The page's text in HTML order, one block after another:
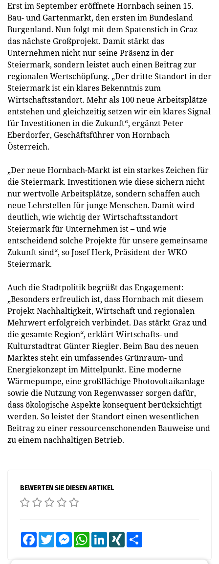
Erst im September eröffnete Hornbach seinen 15.
Bau- und Gartenmarkt, den ersten im Bundesland
Burgenland. Nun folgt mit dem Spatenstich in Graz
das nächste Großprojekt. Damit stärkt das
Unternehmen nicht nur seine Präsenz in der
Steiermark, sondern leistet auch einen Beitrag zur
regionalen Wertschöpfung. „Der dritte Standort in der
Steiermark ist ein klares Bekenntnis zum
Wirtschaftsstandort. Mehr als 100 neue Arbeitsplätze
entstehen und gleichzeitig setzen wir ein klares Signal
für Investitionen in die Zukunft“, ergänzt Peter
Eberdorfer, Geschäftsführer von Hornbach
Österreich.
„Der neue Hornbach-Markt ist ein starkes Zeichen für
die Steiermark. Investitionen wie diese sichern nicht
nur wertvolle Arbeitsplätze, sondern schaffen auch
neue Lehrstellen für junge Menschen. Damit wird
deutlich, wie wichtig der Wirtschaftsstandort
Steiermark für Unternehmen ist – und wie
entscheidend solche Projekte für unsere gemeinsame
Zukunft sind“, so Josef Herk, Präsident der WKO
Steiermark.
Auch die Stadtpolitik begrüßt das Engagement:
„Besonders erfreulich ist, dass Hornbach mit diesem
Projekt Nachhaltigkeit, Wirtschaft und regionalen
Mehrwert erfolgreich verbindet. Das stärkt Graz und
die gesamte Region“, erklärt Wirtschafts- und
Kulturstadtrat Günter Riegler. Beim Bau des neuen
Marktes steht ein umfassendes Grünraum- und
Energiekonzept im Mittelpunkt. Eine moderne
Wärmepumpe, eine großflächige Photovoltaikanlage
sowie die Nutzung von Regenwasser sorgen dafür,
dass ökologische Aspekte konsequent berücksichtigt
werden. So leistet der Standort einen wesentlichen
Beitrag zu einer ressourcenschonenden Bauweise und
zu einem nachhaltigen Betrieb.
BEWERTEN SIE DIESEN ARTIKEL
FacebookTwitter MessengerWhatsAppLinkedInXING